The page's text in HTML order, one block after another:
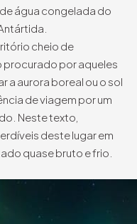
água congelada do
cheio de
procurado por aqueles
a aurora boreal ou o sol
de viagem por um
Neste texto,
deste lugar em
quase bruto e frio.